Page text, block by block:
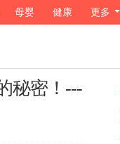
母婴 健康 更多
秘密！---